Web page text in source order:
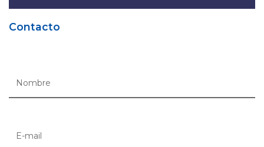
Contacto